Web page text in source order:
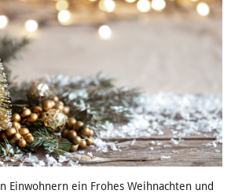
Einwohnern ein Frohes Weihnachten und